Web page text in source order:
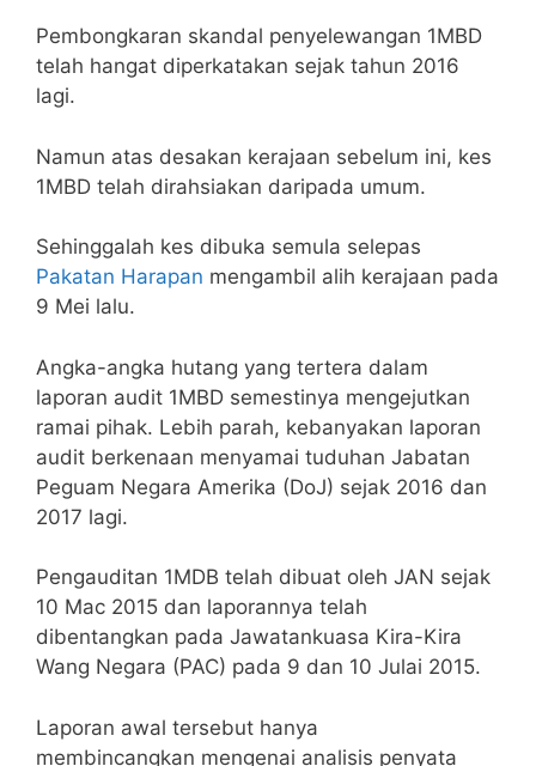
Pembongkaran skandal penyelewangan 1MBD
telah hangat diperkatakan sejak tahun 2016
lagi.
Namun atas desakan kerajaan sebelum ini, kes
1MBD telah dirahsiakan daripada umum.
Sehinggalah kes dibuka semula selepas
Pakatan Harapan mengambil alih kerajaan pada
9 Mei lalu.
Angka-angka hutang yang tertera dalam
laporan audit 1MBD semestinya mengejutkan
ramai pihak. Lebih parah, kebanyakan laporan
audit berkenaan menyamai tuduhan Jabatan
Peguam Negara Amerika (DoJ) sejak 2016 dan
2017 lagi.
Pengauditan 1MDB telah dibuat oleh JAN sejak
10 Mac 2015 dan laporannya telah
dibentangkan pada Jawatankuasa Kira-Kira
Wang Negara (PAC) pada 9 dan 10 Julai 2015.
Laporan awal tersebut hanya
membincangkan mengenai analisis penyata